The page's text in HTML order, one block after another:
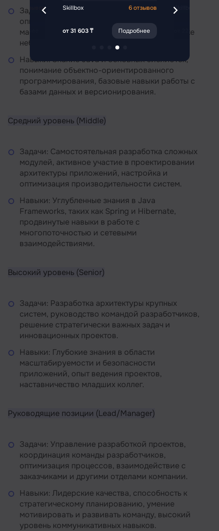
Задачи: Работа под руководством более
опытных коллег, написание чистого и
масштабируемого кода, участие в разработке
небольших модулей проектов.
Навыки: Знание Java и основных библиотек,
понимание объектно-ориентированного
программирования, базовые навыки работы с
базами данных и версионирования.
Средний уровень (Middle)
Задачи: Самостоятельная разработка сложных
модулей, активное участие в проектировании
архитектуры приложений, настройка и
оптимизация производительности систем.
Навыки: Углубленные знания в Java
Frameworks, таких как Spring и Hibernate,
продвинутые навыки в работе с
многопоточностью и сетевыми
взаимодействиями.
Высокий уровень (Senior)
Задачи: Разработка архитектуры крупных
систем, руководство командой разработчиков,
решение стратегически важных задач и
инновационных проектов.
Навыки: Глубокие знания в области
масштабируемости и безопасности
приложений, опыт ведения проектов,
наставничество младших коллег.
Руководящие позиции (Lead/Manager)
Задачи: Управление разработкой проектов,
координация команды разработчиков,
оптимизация процессов, взаимодействие с
заказчиками и другими отделами компании.
Навыки: Лидерские качества, способность к
стратегическому планированию, умение
мотивировать и развивать команду, высокий
уровень коммуникативных навыков.
6 отзывов
Подробнее
Skillbox 6 отзывов
от 31 603 ₸ Подробнее
Skillbox
от 22 698 ₸